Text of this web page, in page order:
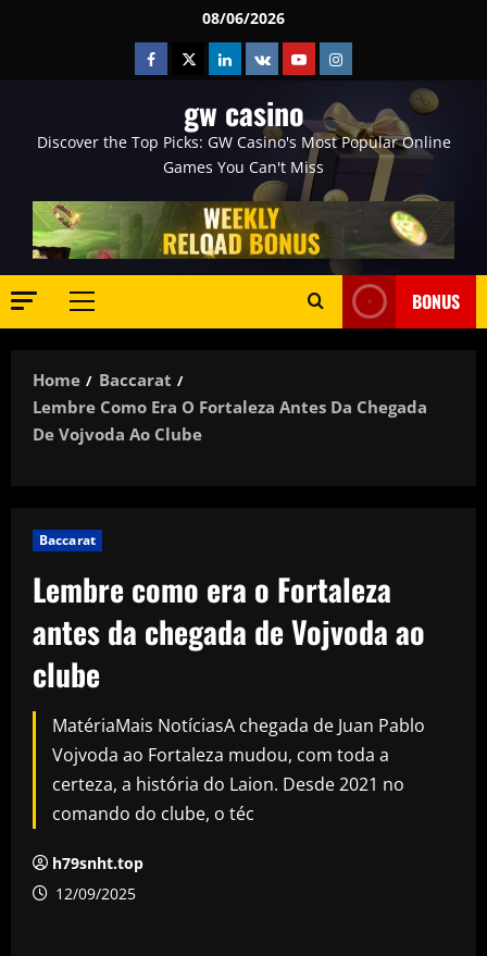
08/06/2026
Facebook
TwitterLinkedin
VK YoutubeInstagram
gw casino
Discover the Top Picks: GW Casino's Most Popular Online
Games You Can't Miss
Primary
BONUS
Home
Baccarat
Lembre Como Era O Fortaleza Antes Da Chegada
De Vojvoda Ao Clube
Baccarat
Lembre como era o Fortaleza
antes da chegada de Vojvoda ao
clube
MatériaMais NotíciasA chegada de Juan Pablo
Vojvoda ao Fortaleza mudou, com toda a
certeza, a história do Laion. Desde 2021 no
comando do clube, o téc
h79snht.top
12/09/2025